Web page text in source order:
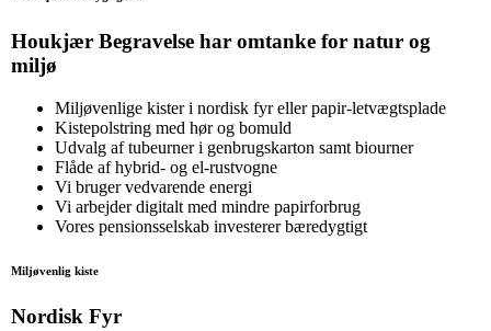
Houkjær Begravelse har omtanke for natur og
miljø
Miljøvenlige kister i nordisk fyr eller papir-letvægtsplade
Kistepolstring med hør og bomuld
Udvalg af tubeurner i genbrugskarton samt biourner
Flåde af hybrid- og el-rustvogne
Vi bruger vedvarende energi
Vi arbejder digitalt med mindre papirforbrug
Vores pensionsselskab investerer bæredygtigt
Miljøvenlig kiste
Nordisk Fyr